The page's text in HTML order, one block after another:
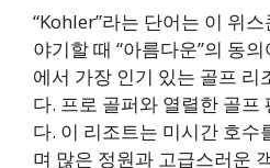
“Kohler”라는 단어는 이 위
야기할 때 “아름다운”의 동
에서 가장 인기 있는 골프 리
다. 프로 골퍼와 열렬한 골프
다. 이 리조트는 미시간 호수
며 많은 정원과 고급스러운